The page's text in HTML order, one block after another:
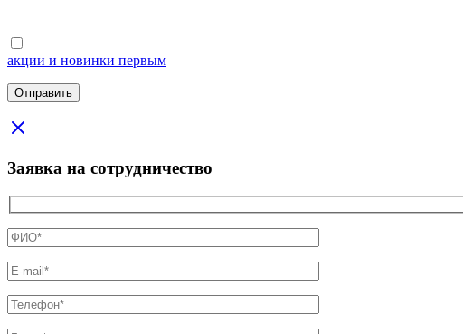
акции и новинки первым
Заявка на сотрудничество